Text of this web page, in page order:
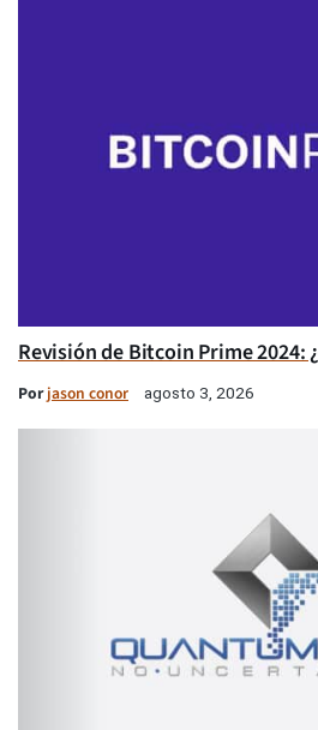
Revisión de Bitcoin Prime 2024:
Porjason conor agosto 3, 2026